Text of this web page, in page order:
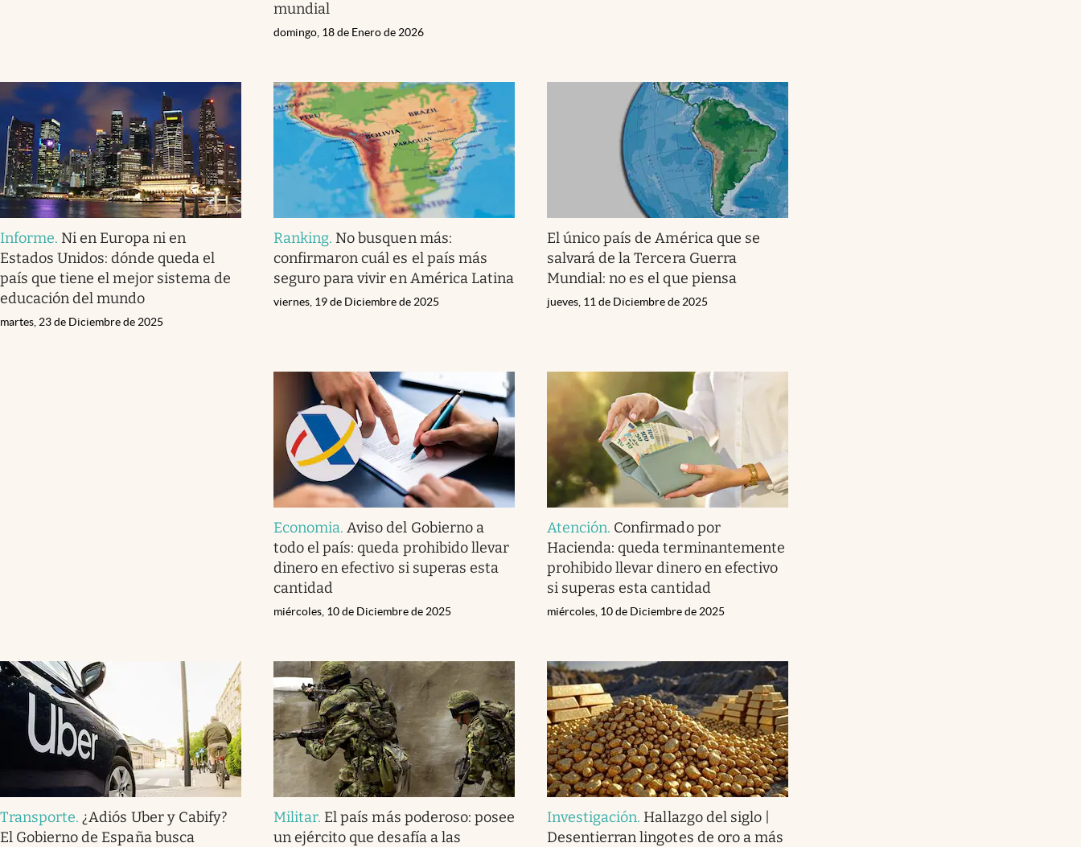
mundial
domingo, 18 de Enero de 2026
Informe. Ni en Europa ni en
Estados Unidos: dónde queda el
país que tiene el mejor sistema de
educación del mundo
martes, 23 de Diciembre de 2025
Ranking. No busquen más:
confirmaron cuál es el país más
seguro para vivir en América Latina
viernes, 19 de Diciembre de 2025
El único país de América que se
salvará de la Tercera Guerra
Mundial: no es el que piensa
jueves, 11 de Diciembre de 2025
Economia.Aviso del Gobierno a
todo el país: queda prohibido llevar
dinero en efectivo si superas esta
cantidad
miércoles, 10 de Diciembre de 2025
Atención. Confirmado por
Hacienda: queda terminantemente
prohibido llevar dinero en efectivo
si superas esta cantidad
miércoles, 10 de Diciembre de 2025
Transporte. ¿Adiós Uber y Cabify?
El Gobierno de España busca
Militar. El país más poderoso: posee
un ejército que desafía a las
Investigación. Hallazgo del siglo |
Desentierran lingotes de oro a más